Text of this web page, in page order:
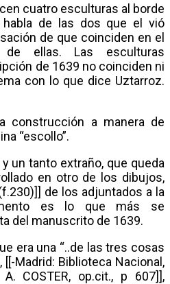
cuatro esculturas al borde
habla de las dos que el vió
de que coinciden en el
ellas. Las esculturas
de 1639 no coinciden ni
con lo que dice Uztarroz.
construcción a manera de
“escollo”.
un tanto extraño, que queda
en otro de los dibujos,
de los adjuntados a la
es lo que más se
del manuscrito de 1639.
era una “..de las tres cosas
Madrid: Biblioteca Nacional,
COSTER, op.cit., p 607]],